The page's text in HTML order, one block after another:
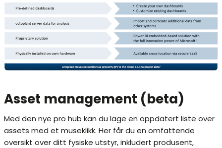
Asset management (beta)
Med den nye pro hub kan du lage en oppdatert liste over
assets med et museklikk. Her får du en omfattende
oversikt over ditt fysiske utstyr, inkludert produsent,